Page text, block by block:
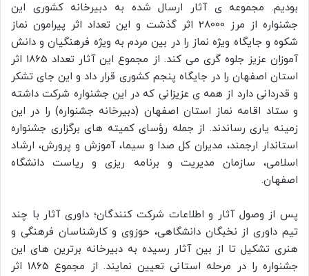
بودیم. مجموعه ی آثار ارسال شده به دبیرخانه کشوری این
جشنواره از مرز 28000 اثر گذشت و این تعداد اثر پیرامون نماز
شکوه و جایگاه ویژه نماز را در بین مردم به ویژه فرهنگیان و دانش
آموزان عزیز جلوه گری می کند. از مجموع این آثار تعداد 1865 اثر
استان اصفهان را در جایگاه پنجم کشوری قرار داد و این جای تشکر
و قدردانی دارد از همه ی عزیزانی که در این جشنواره شرکت داشته
و ستاد اقامه نماز استان اصفهان (دبیرخانه جشنواره) را در این
زمینه یاری رساندند. از جمله رؤسای کمیته های برگزاری جشنواره
استاندار ارجمند، مدیران کل صدا و سیما، آموزش و پرورش، ارشاد
اسلامی، سازمان مدیریت و برنامه ریزی و ریاست دانشگاه
اصفهان.
پس از وصول آثار و اطلاعات شرکت کنندگان؛ داوری آثار با چند
تیم داوری از نخبگان دانشگاهی، حوزوی و کارشناسان فرهنگی و
هنری تشکیل تا از بین آثار رسیده به دبیرخانه برترین های این
جشنواره را در مرحله استانی تعیین نمایند. از مجموع 1865 اثر